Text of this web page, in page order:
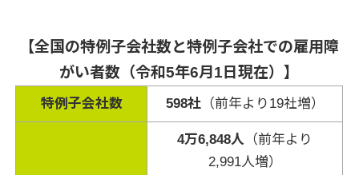
【全国の特例子会社数と特例子会社での雇用障
がい者数（令和5年6月1日現在）】
特例子会社数 598社（前年より19社増）
4万6,848人
（前年より
2,991人増）